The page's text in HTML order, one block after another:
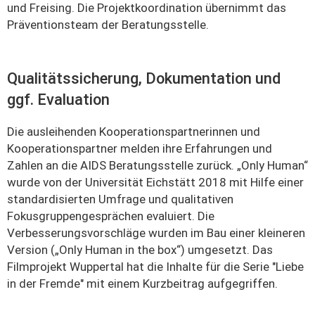
und Freising. Die Projektkoordination übernimmt das
Präventionsteam der Beratungsstelle.
Qualitätssicherung, Dokumentation und
ggf. Evaluation
Die ausleihenden Kooperationspartnerinnen und
Kooperationspartner melden ihre Erfahrungen und
Zahlen an die AIDS Beratungsstelle zurück. „Only Human“
wurde von der Universität Eichstätt 2018 mit Hilfe einer
standardisierten Umfrage und qualitativen
Fokusgruppengesprächen evaluiert. Die
Verbesserungsvorschläge wurden im Bau einer kleineren
Version („Only Human in the box“) umgesetzt. Das
Filmprojekt Wuppertal hat die Inhalte für die Serie "Liebe
in der Fremde" mit einem Kurzbeitrag aufgegriffen.